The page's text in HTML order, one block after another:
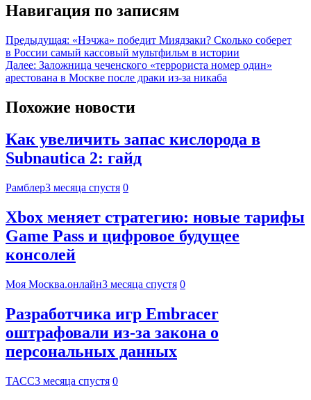
Навигация по записям
Предыдущая: «Нэчжа» победит Миядзаки? Сколько соберет
в России самый кассовый мультфильм в истории
Далее: Заложница чеченского «террориста номер один»
арестована в Москве после драки из-за никаба
Похожие новости
Как увеличить запас кислорода в
Subnautica 2: гайд
Рамблер3 месяца спустя 0
Xbox меняет стратегию: новые тарифы
Game Pass и цифровое будущее
консолей
Моя Москва.онлайн3 месяца спустя 0
Разработчика игр Embracer
оштрафовали из-за закона о
персональных данных
ТАСС3 месяца спустя 0